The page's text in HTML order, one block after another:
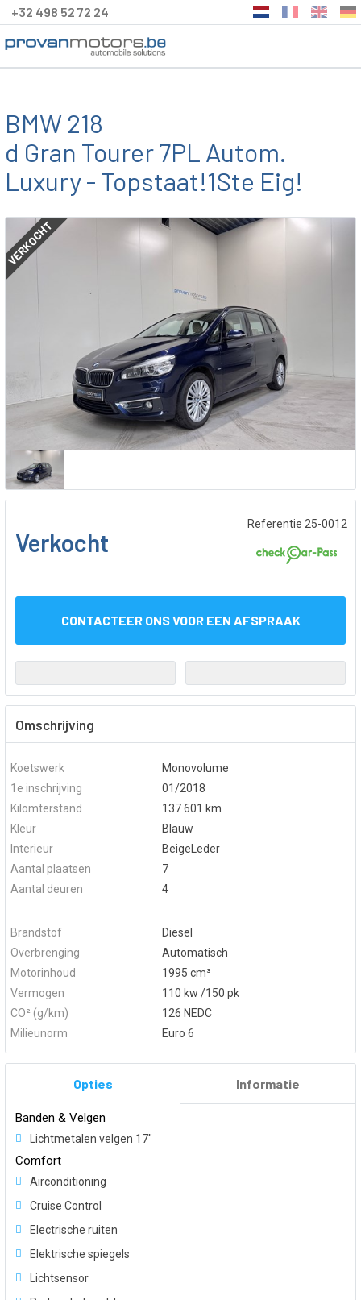
+32 498 52 72 24
BMW 218
d Gran Tourer 7PL Autom.
Luxury - Topstaat!1Ste Eig!
VERKOCHT
Referentie 25-0012
Verkocht
CONTACTEER ONS VOOR EEN AFSPRAAK
Omschrijving
Koetswerk
Monovolume
1e inschrijving
01/2018
Kilomterstand
137 601 km
Kleur
Blauw
Interieur
BeigeLeder
Aantal plaatsen
7
Aantal deuren
4
Brandstof
Diesel
Overbrenging
Automatisch
Motorinhoud
1995 cm³
Vermogen
110 kw /150 pk
CO² (g/km)
126 NEDC
Milieunorm
Euro 6
Opties Informatie
Banden & Velgen
Lichtmetalen velgen 17"
Comfort
Airconditioning
Cruise Control
Electrische ruiten
Elektrische spiegels
Lichtsensor